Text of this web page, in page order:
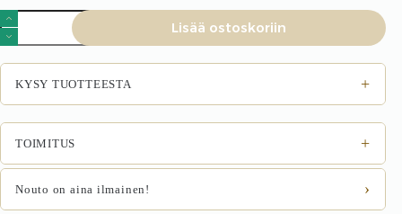
MOBIUS
matala
kaappi
1D
väri:
hikora
tammi/harmaa
määrä
Lisää ostoskoriin
KYSY TUOTTEESTA +
TOIMITUS +
Nouto on aina ilmainen! ›